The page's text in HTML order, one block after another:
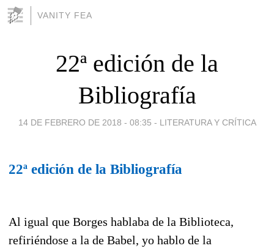
VANITY FEA
22ª edición de la
Bibliografía
14 DE FEBRERO DE 2018 - 08:35 - LITERATURA Y CRÍTICA
22ª edición de la Bibliografía
Al igual que Borges hablaba de la Biblioteca,
refiriéndose a la de Babel, yo hablo de la